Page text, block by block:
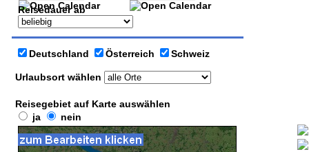
Reisedauer ab
Urlaubsort wählen
Deutschland Österreich Schweiz
Reisegebiet auf Karte auswählen
ja
nein